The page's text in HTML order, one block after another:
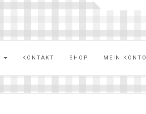
KONTAKT SHOP MEIN KONTO